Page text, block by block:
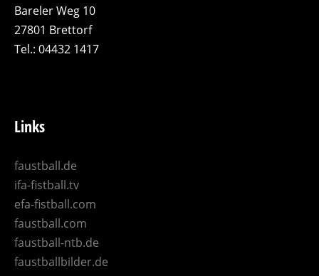
Bareler Weg 10
27801 Brettorf
Tel.: 04432 1417
Links
faustball.de
ifa-fistball.tv
efa-fistball.com
faustball.com
faustball-ntb.de
faustballbilder.de